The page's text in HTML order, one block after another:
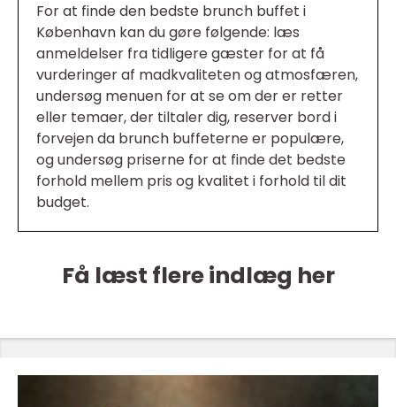
For at finde den bedste brunch buffet i
København kan du gøre følgende: læs
anmeldelser fra tidligere gæster for at få
vurderinger af madkvaliteten og atmosfæren,
undersøg menuen for at se om der er retter
eller temaer, der tiltaler dig, reserver bord i
forvejen da brunch buffeterne er populære,
og undersøg priserne for at finde det bedste
forhold mellem pris og kvalitet i forhold til dit
budget.
Få læst flere indlæg her